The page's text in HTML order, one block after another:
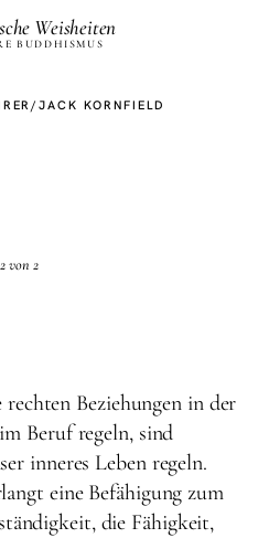
Weisheiten
BUDDHISMUS
/JACK KORNFIELD
2 von 2
rechten Beziehungen in der
Beruf regeln, sind
inneres Leben regeln.
eine Befähigung zum
die Fähigkeit,